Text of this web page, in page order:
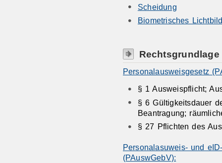
Scheidung
Biometrisches
Rechtsgrundlage
Personalausweisgesetz
§ 1 Ausweispflicht;
§ 6 Gültigkeitsdauer
Beantragung;
§ 27 Pflichten des
Personalasuweis- und
(PAuswGebV):